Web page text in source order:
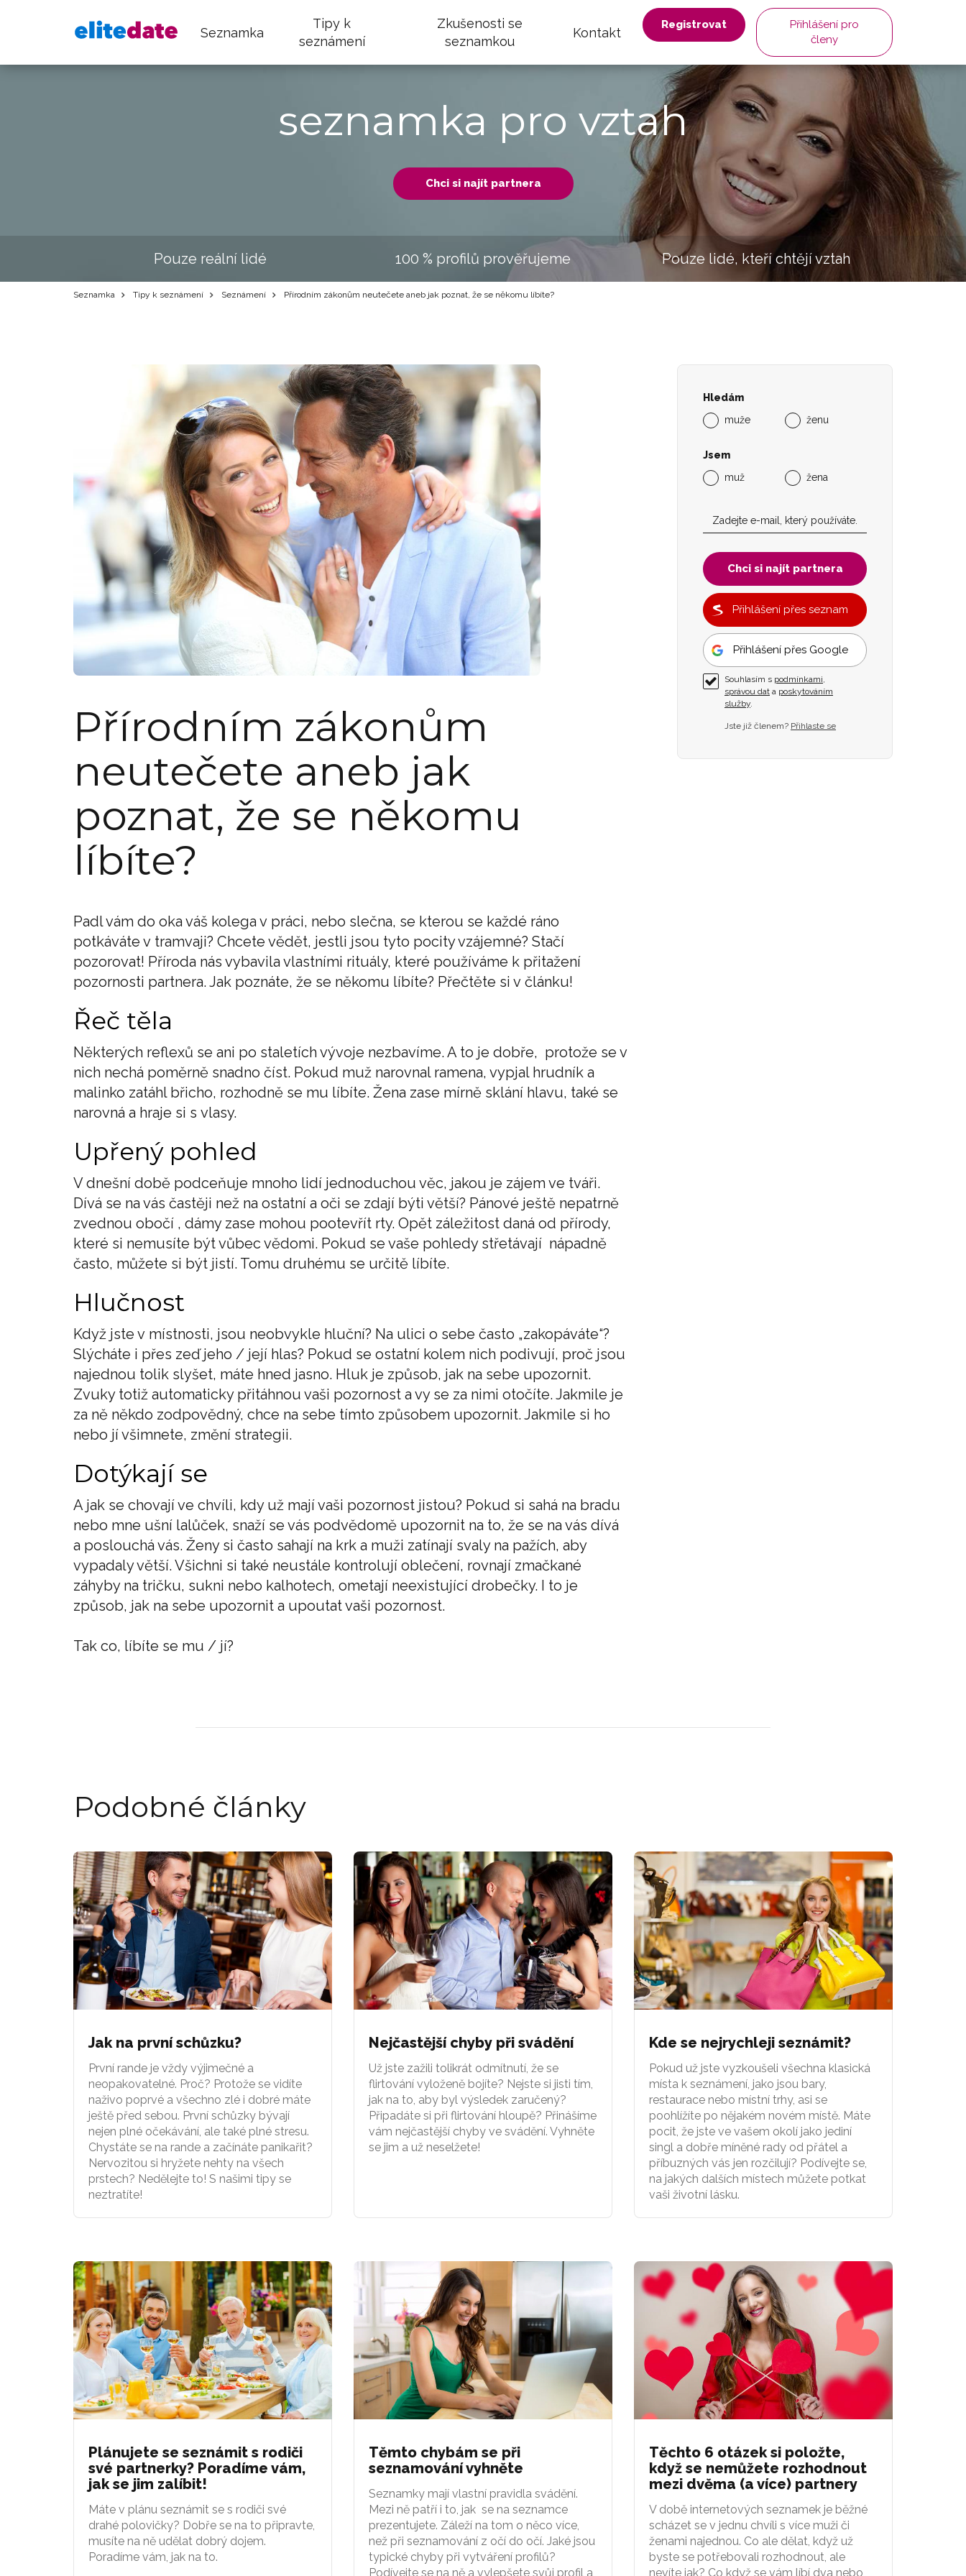
Seznamka
Tipy k
seznámení
Zkušenosti se
seznamkou
Kontakt
Registrovat
Přihlášení pro
členy
seznamka pro vztah
Chci si najít partnera
Pouze reální lidé 100 % profilů prověřujeme Pouze lidé, kteří chtějí vztah
Seznamka Tipy k seznámení Seznámení Přírodním zákonům neutečete aneb jak poznat, že se někomu líbíte?
Přírodním zákonům
neutečete aneb jak
poznat, že se někomu
líbíte?
Padl vám do oka váš kolega v práci, nebo slečna, se kterou se každé ráno
potkáváte v tramvaji? Chcete vědět, jestli jsou tyto pocity vzájemné? Stačí
pozorovat! Příroda nás vybavila vlastními rituály, které používáme k přitažení
pozornosti partnera. Jak poznáte, že se někomu líbíte? Přečtěte si v článku!
Řeč těla
Některých reflexů se ani po staletích vývoje nezbavíme. A to je dobře, protože se v
nich nechá poměrně snadno číst. Pokud muž narovnal ramena, vypjal hrudník a
malinko zatáhl břicho, rozhodně se mu líbíte. Žena zase mírně sklání hlavu, také se
narovná a hraje si s vlasy.
Upřený pohled
V dnešní době podceňuje mnoho lidí jednoduchou věc, jakou je zájem ve tváři.
Dívá se na vás častěji než na ostatní a oči se zdají býti větší? Pánové ještě nepatrně
zvednou obočí , dámy zase mohou pootevřít rty. Opět záležitost daná od přírody,
které si nemusíte být vůbec vědomi. Pokud se vaše pohledy střetávají nápadně
často, můžete si být jistí. Tomu druhému se určitě líbíte.
Hlučnost
Když jste v místnosti, jsou neobvykle hluční? Na ulici o sebe často „zakopáváte“?
Slýcháte i přes zeď jeho / její hlas? Pokud se ostatní kolem nich podivují, proč jsou
najednou tolik slyšet, máte hned jasno. Hluk je způsob, jak na sebe upozornit.
Zvuky totiž automaticky přitáhnou vaši pozornost a vy se za nimi otočíte. Jakmile je
za ně někdo zodpovědný, chce na sebe tímto způsobem upozornit. Jakmile si ho
nebo jí všimnete, změní strategii.
Dotýkají se
A jak se chovají ve chvíli, kdy už mají vaši pozornost jistou? Pokud si sahá na bradu
nebo mne ušní lalůček, snaží se vás podvědomě upozornit na to, že se na vás dívá
a poslouchá vás. Ženy si často sahají na krk a muži zatínají svaly na pažích, aby
vypadaly větší. Všichni si také neustále kontrolují oblečení, rovnají zmačkané
záhyby na tričku, sukni nebo kalhotech, ometají neexistující drobečky. I to je
způsob, jak na sebe upozornit a upoutat vaši pozornost.
Tak co, líbíte se mu / jí?
Hledám
muže
ženu
Jsem
muž
žena
Chci si najít partnera
Přihlášení přes seznam
Přihlášení přes Google
Souhlasím s podmínkami,
správou dat a poskytováním
služby.
Jste již členem? Přihlaste se
Podobné články
Jak na první schůzku?
První rande je vždy výjimečné a
neopakovatelné. Proč? Protože se vidíte
naživo poprvé a všechno zlé i dobré máte
ještě před sebou. První schůzky bývají
nejen plné očekávání, ale také plné stresu.
Chystáte se na rande a začínáte panikařit?
Nervozitou si hryžete nehty na všech
prstech? Nedělejte to! S našimi tipy se
neztratíte!
Nejčastější chyby při svádění
Už jste zažili tolikrát odmítnutí, že se
flirtování vyloženě bojíte? Nejste si jisti tím,
jak na to, aby byl výsledek zaručený?
Připadáte si při flirtování hloupě? Přinášíme
vám nejčastější chyby ve svádění. Vyhněte
se jim a už neselžete!
Kde se nejrychleji seznámit?
Pokud už jste vyzkoušeli všechna klasická
místa k seznámení, jako jsou bary,
restaurace nebo místní trhy, asi se
poohlížíte po nějakém novém místě. Máte
pocit, že jste ve vašem okolí jako jediní
singl a dobře míněné rady od přátel a
příbuzných vás jen rozčilují? Podívejte se,
na jakých dalších místech můžete potkat
vaši životní lásku.
Plánujete se seznámit s rodiči
své partnerky? Poradíme vám,
jak se jim zalíbit!
Máte v plánu seznámit se s rodiči své
drahé polovičky? Dobře se na to připravte,
musíte na ně udělat dobrý dojem.
Poradíme vám, jak na to.
Těmto chybám se při
seznamování vyhněte
Seznamky mají vlastní pravidla svádění.
Mezi ně patří i to, jak se na seznamce
prezentujete. Záleží na tom o něco více,
než při seznamování z očí do očí. Jaké jsou
typické chyby při vytváření profilů?
Podívejte se na ně a vylepšete svůj profil a
Těchto 6 otázek si položte,
když se nemůžete rozhodnout
mezi dvěma (a více) partnery
V době internetových seznamek je běžné
scházet se v jednu chvíli s více muži či
ženami najednou. Co ale dělat, když už
byste se potřebovali rozhodnout, ale
nevíte jak? Co když se vám líbí dva nebo